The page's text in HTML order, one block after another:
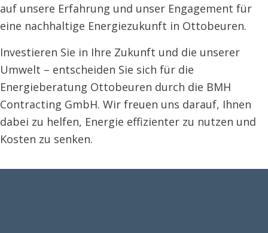
auf unsere Erfahrung und unser Engagement für
eine nachhaltige Energiezukunft in Ottobeuren.
Investieren Sie in Ihre Zukunft und die unserer
Umwelt – entscheiden Sie sich für die
Energieberatung Ottobeuren durch die BMH
Contracting GmbH. Wir freuen uns darauf, Ihnen
dabei zu helfen, Energie effizienter zu nutzen und
Kosten zu senken.